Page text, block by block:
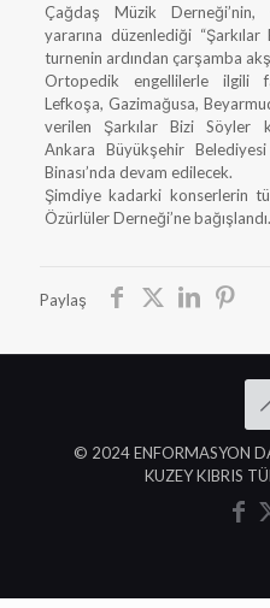
Çağdaş Müzik
yararına düzenlediği
turnenin ardından çarşamba
Ortopedik engellilerle ilgili
Lefkoşa, Gazimağusa,
verilen Şarkılar Bizi Söyler
Ankara Büyükşehir
Binası’nda devam edilecek.
Şimdiye kadarki konserlerin
Özürlüler Derneği’ne bağışlandı.
Paylaş
© 2024 ENFORMASYON
KUZEY KIBRIS